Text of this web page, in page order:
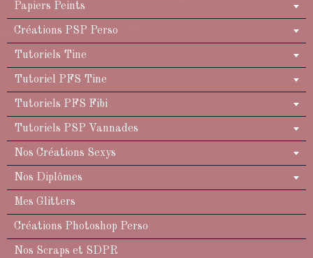
Papiers Peints
Créations PSP Perso
Tutoriels Tine
Tutoriel PFS Tine
Tutoriels PFS Fibi
Tutoriels PSP Vannades
Nos Créations Sexys
Nos Diplômes
Mes Glitters
Créations Photoshop Perso
Nos Scraps et SDPR